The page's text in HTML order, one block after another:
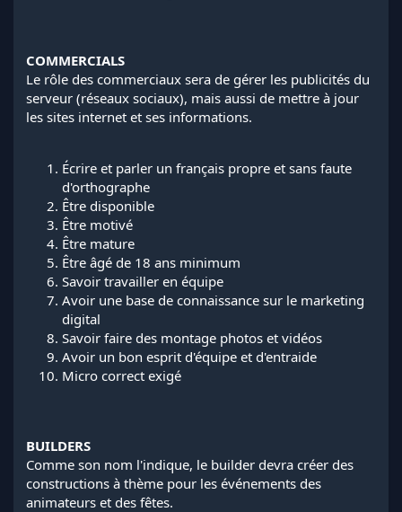
COMMERCIALS
Le rôle des commerciaux sera de gérer les publicités du
serveur (réseaux sociaux), mais aussi de mettre à jour
les sites internet et ses informations.
Écrire et parler un français propre et sans faute
d'orthographe
Être disponible
Être motivé
Être mature
Être âgé de 18 ans minimum
Savoir travailler en équipe
Avoir une base de connaissance sur le marketing
digital
Savoir faire des montage photos et vidéos
Avoir un bon esprit d'équipe et d'entraide
Micro correct exigé
BUILDERS
Comme son nom l'indique, le builder devra créer des
constructions à thème pour les événements des
animateurs et des fêtes.